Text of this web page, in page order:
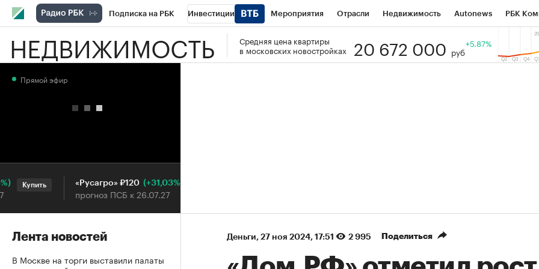
Подписка на РБК Инвестиции Мероприятия Отрасли Недвижимость Autonews РБК
РБК Вино Спорт Школа управления РБК РБК Образование Тренды
НЕДВИЖИМОСТЬ
Средняя цена квартиры
в московских новостройках
20 672 000 руб
+5.87%
Деньги⁠, 27 ноя 2024, 17:51 2 995 Поделиться
Прямой эфир
Купить «Русагро» ₽120 (+31,03%)
прогноз ПСБ к 26.07.27
Лента новостей
В Москве на торги выставили палаты